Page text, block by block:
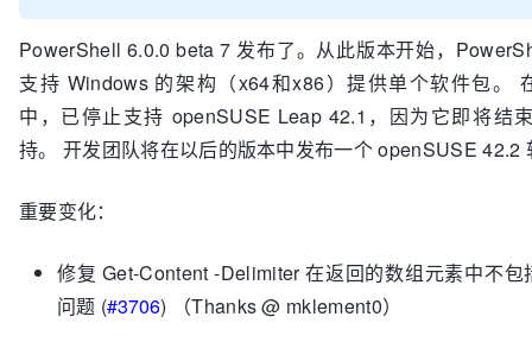
PowerShell 6.0.0 beta 7 发布了。从此版本开始，
支持 Windows 的架构（x64和x86）提供单个软件包。
中，已停止支持 openSUSE Leap 42.1，因为它即将结
持。 开发团队将在以后的版本中发布一个 openSUSE 42.2
重要变化：
修复 Get-Content -Delimiter 在返回的数组元素中不包
问题 (#3706) （Thanks @ mklement0）